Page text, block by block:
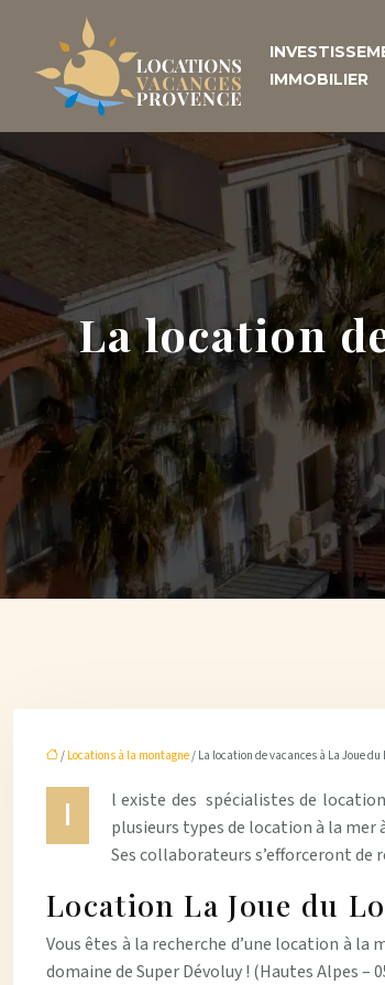
IMMOBILIER
La location
/ Locations à la montagne/ La location de vacances à La Joue du
I
l existe des spécialistes de
plusieurs types de location à la mer
Ses collaborateurs s’efforceront de
Location La Joue du
Vous êtes à la recherche d’une location à
domaine de Super Dévoluy ! (Hautes Alpes –